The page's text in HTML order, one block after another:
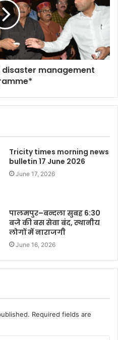
disaster management
Tricity times morning news
bulletin 17 June 2026
June 17, 2026
पालमपुर–बन्दला सुबह 6:30
बजे की बस सेवा बंद, स्थानीय
लोगों में नाराजगी
June 16, 2026
Required fields are